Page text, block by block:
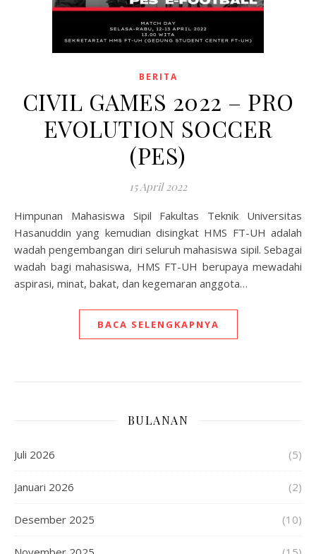
BERITA
CIVIL GAMES 2022 – PRO
EVOLUTION SOCCER
(PES)
15 April 2022
Himpunan Mahasiswa Sipil Fakultas Teknik Universitas
Hasanuddin yang kemudian disingkat HMS FT-UH adalah
wadah pengembangan diri seluruh mahasiswa sipil. Sebagai
wadah bagi mahasiswa, HMS FT-UH berupaya mewadahi
aspirasi, minat, bakat, dan kegemaran anggota…
BACA SELENGKAPNYA
BULANAN
Juli 2026 (5)
Januari 2026 (2)
Desember 2025 (10)